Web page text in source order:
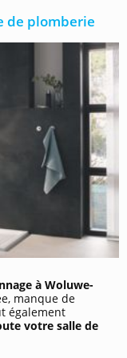
de plomberie
à Woluwe-
manque de
également
votre salle de